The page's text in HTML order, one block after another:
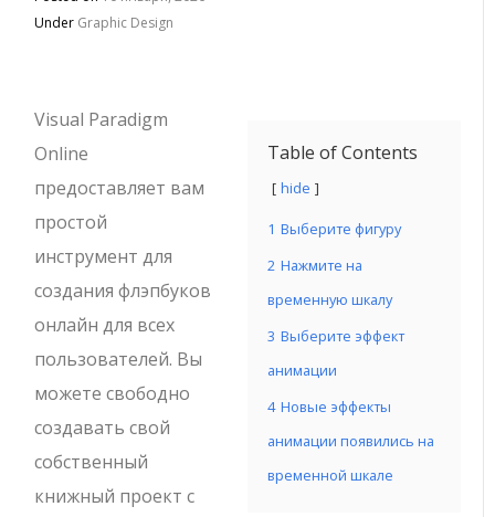
Under Graphic Design
Table of Contents
hide
1 Выберите фигуру
2 Нажмите на
временную шкалу
3 Выберите эффект
анимации
4 Новые эффекты
анимации появились на
временной шкале
Visual Paradigm
Online
предоставляет вам
простой
инструмент для
создания флэпбуков
онлайн для всех
пользователей. Вы
можете свободно
создавать свой
собственный
книжный проект с